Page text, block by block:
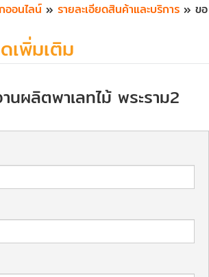
ออนไลน์ » รายละเอียดสินค้าและบริการ » ขอ
เพิ่มเติม
นผลิตพาเลทไม้ พระราม2